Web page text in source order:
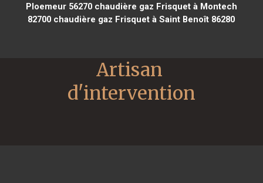
Ploemeur 56270chaudière gaz Frisquet à Montech
82700 chaudière gaz Frisquet à Saint Benoît 86280
Artisan
d'intervention